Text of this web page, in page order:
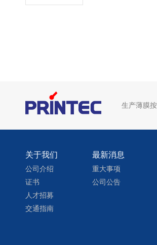
生产薄膜
关于我们
公司介绍
证书
人才招募
交通指南
最新消息
重大事项
公司公告